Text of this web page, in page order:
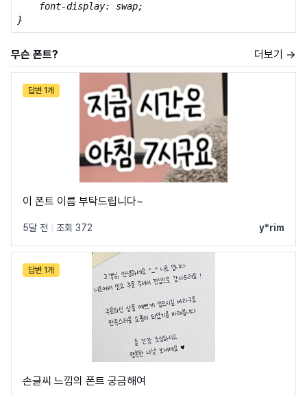
네이버의 모든 폰트 보기 →
    font-display: swap;
}
무슨 폰트? 더보기 →
답변 1개
이 폰트 이름 부탁드립니다~
5달 전 조회 372 y*rim
답변 1개
손글씨 느낌의 폰트 궁금해여